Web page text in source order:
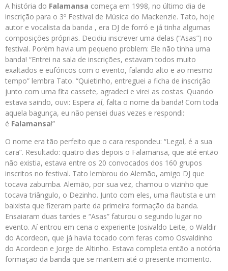
A história do Falamansa começa em 1998, no último dia de
inscrição para o 3º Festival de Música do Mackenzie. Tato, hoje
autor e vocalista da banda , era DJ de forró e já tinha algumas
composições próprias. Decidiu inscrever uma delas (“Asas”) no
festival. Porém havia um pequeno problem: Ele não tinha uma
banda! “Entrei na sala de inscrições, estavam todos muito
exaltados e eufóricos com o evento, falando alto e ao mesmo
tempo” lembra Tato. “Quietinho, entreguei a ficha de inscrição
junto com uma fita cassete, agradeci e virei as costas. Quando
estava saindo, ouvi: Espera aí, falta o nome da banda! Com toda
aquela bagunça, eu não pensei duas vezes e respondi:
é Falamansa!”
O nome era tão perfeito que o cara respondeu: “Legal, é a sua
cara”. Resultado: quatro dias depois o Falamansa, que até então
não existia, estava entre os 20 convocados dos 160 grupos
inscritos no festival. Tato lembrou do Alemão, amigo DJ que
tocava zabumba. Alemão, por sua vez, chamou o vizinho que
tocava triângulo, o Dezinho. Junto com eles, uma flautista e um
baixista que fizeram parte da primeira formação da banda.
Ensaiaram duas tardes e “Asas” faturou o segundo lugar no
evento. Aí entrou em cena o experiente Josivaldo Leite, o Waldir
do Acordeon, que já havia tocado com feras como Osvaldinho
do Acordeon e Jorge de Altinho. Estava completa então a notória
formação da banda que se mantem até o presente momento.